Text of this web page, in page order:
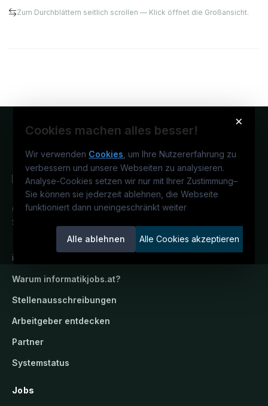
Zum Durchblättern seitlich scrollen — Klick öffnet die Großansicht.
×
Cookies machen alles besser!
Wir verwenden Cookies , um Ihre Nutzererfahrung zu
verbessern und unsere Webseiten zu analysieren.
Analyse-Cookies setzen wir nur mit Ihrer Zustimmung–
Sie können sie jederzeit ablehnen, die Webseite
funktioniert dann uneingeschränkt weiter
Alle ablehnen Alle Cookies akzeptieren
Österreichs IT-Karriereportal.Ein
Service der candidatis GmbH.
informatikjobs.at
Warum informatikjobs.at?
Stellenausschreibungen
Arbeitgeber entdecken
Partner
Systemstatus
Jobs